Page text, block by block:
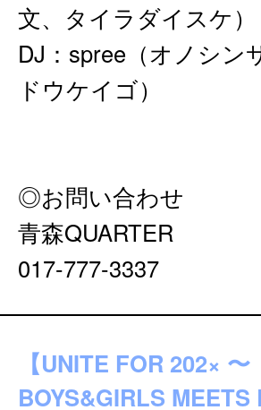
文、タイラダイスケ）
DJ：spree（オノシン
ドウケイゴ）
◎お問い合わせ
青森QUARTER
017-777-3337
【UNITE FOR 202× 〜
BOYS&GIRLS MEETS